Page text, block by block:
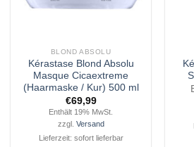
BLOND ABSOLU
Kérastase Blond Absolu
Masque Cicaextreme
(Haarmaske / Kur) 500 ml
€69,99
Enthält 19% MwSt.
zzgl. Versand
Lieferzeit: sofort lieferbar